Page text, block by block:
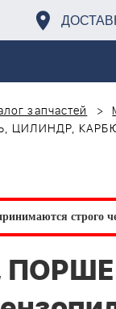
запчастей
строго